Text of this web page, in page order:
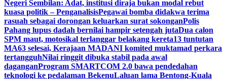
Negeri Sembilan: Adat, institusi diraja bukan modal rebut
kuasa politik – PenganalisisPegawai bomba didakwa terima
rasuah sebagai dorongan keluarkan surat sokonganPolis
Pahang lupus dadah bernilai hampir setengah jutaDua calon
SPM maut, motosikal terlanggar belakang kereta13 tuntutan
MA63 selesai, Kerajaan MADANI komited muktamad perkara
tertangguhNilai ringgit dibuka stabil pada awal
daganganProgram SMARTCOM 2.0 bawa pendedahan
teknologi ke pedalaman BekenuLaluan lama Bentong-Kuala